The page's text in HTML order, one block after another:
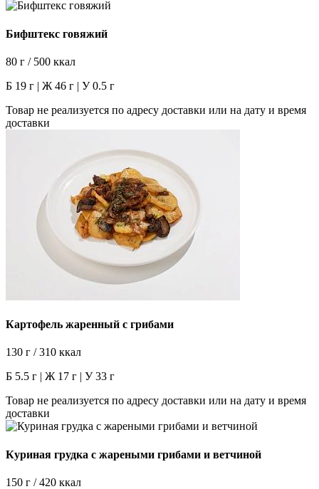
Бифштекс говяжий
80 г / 500 ккал
Б 19 г | Ж 46 г | У 0.5 г
Товар не реализуется по адресу доставки или на дату и время
доставки
Картофель жаренный с грибами
130 г / 310 ккал
Б 5.5 г | Ж 17 г | У 33 г
Товар не реализуется по адресу доставки или на дату и время
доставки
Куриная грудка с жареными грибами и ветчиной
150 г / 420 ккал